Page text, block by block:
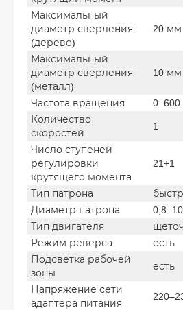
Максимальный
диаметр сверления
(дерево)
20 мм
Максимальный
диаметр сверления
(металл)
10 мм
Частота вращения
Количество
скоростей
1
Число ступеней
регулировки
крутящего момента
21+1
Тип патрона
Диаметр патрона
Тип двигателя
Режим реверса
есть
Подсветка рабочей
зоны
есть
Напряжение сети
адаптера питания